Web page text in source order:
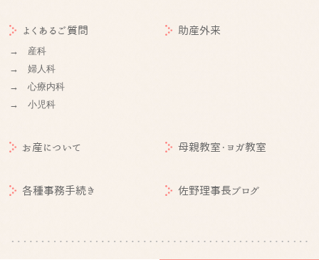
よくあるご質問
→ 産科
→ 婦人科
→ 心療内科
→ 小児科
助産外来
お産について 母親教室・ヨガ教室
各種事務手続き 佐野理事長ブログ